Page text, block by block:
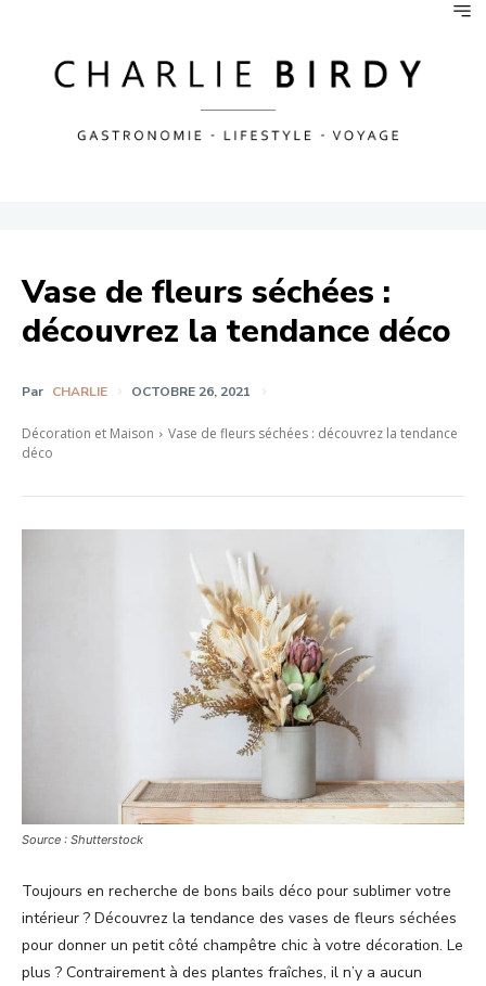
Vase de fleurs séchées :
découvrez la tendance déco
Par CHARLIE OCTOBRE 26, 2021
Décoration et Maison
Vase de fleurs séchées : découvrez la tendance
déco
Source : Shutterstock
Toujours en recherche de bons bails déco pour sublimer votre
intérieur ? Découvrez la tendance des vases de fleurs séchées
pour donner un petit côté champêtre chic à votre décoration. Le
plus ? Contrairement à des plantes fraîches, il n’y a aucun